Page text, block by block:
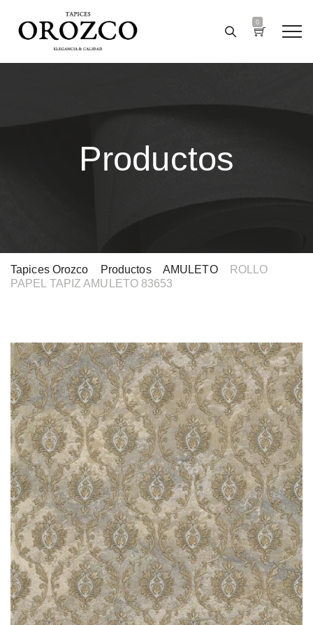
0
Productos
Tapices Orozco Productos> AMULETO>
ROLLO
PAPEL TAPIZ AMULETO 83653